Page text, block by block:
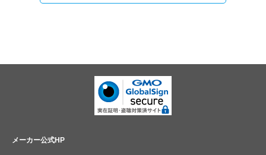
メーカー公式HP